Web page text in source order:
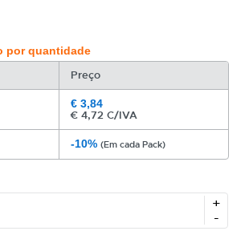
por quantidade
Preço
€ 3,84
€ 4,72 C/IVA
-10% (Em cada Pack)
+
-